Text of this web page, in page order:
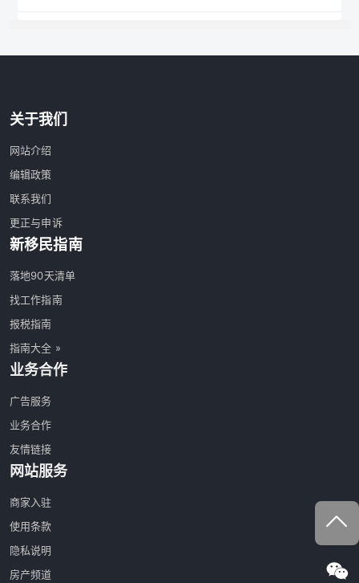
关于我们
网站介绍
编辑政策
联系我们
更正与申诉
新移民指南
落地90天清单
找工作指南
报税指南
指南大全 »
业务合作
广告服务
业务合作
友情链接
网站服务
商家入驻
使用条款
隐私说明
房产频道